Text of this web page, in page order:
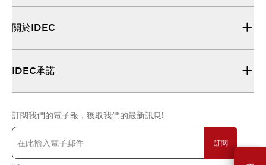
關於IDEC
IDEC承諾
訂閱我們的電子報，獲取我們的最新訊息!
訂閱